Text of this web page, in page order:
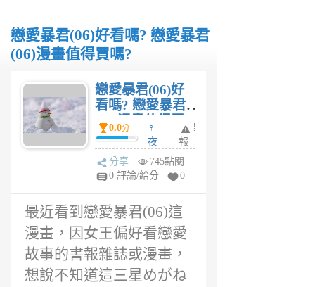
戀愛暴君(06)好看嗎? 戀愛暴君
(06)漫畫值得買嗎?
戀愛暴君(06)好
看嗎? 戀愛暴君
(06)漫畫值得買
嗎?
0.0分
♀
夜
妤
6
舉
報
分享
745點閱
0 評論/給分
0
最近看到戀愛暴君(06)這
漫畫，因女王偏好看戀愛
故事的書報雜誌或漫畫，
想說不知道這三星めがね